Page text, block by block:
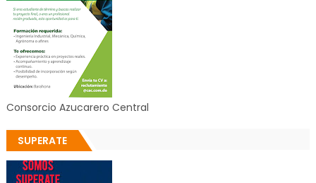
Consorcio Azucarero Central
SUPERATE